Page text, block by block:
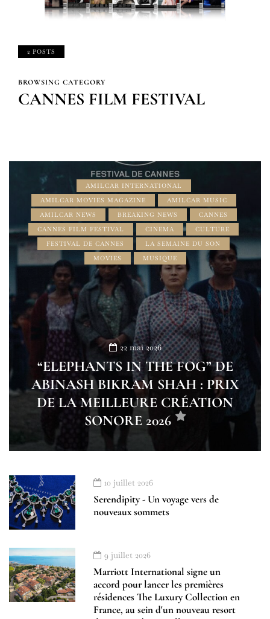
2 POSTS
BROWSING CATEGORY
CANNES FILM FESTIVAL
AMILCAR INTERNATIONAL
AMILCAR MOVIES MAGAZINE
AMILCAR MUSIC
AMILCAR NEWS
BREAKING NEWS
CANNES
CANNES FILM FESTIVAL
CINEMA
CULTURE
FESTIVAL DE CANNES
LA SEMAINE DU SON
MOVIES
MUSIQUE
22 mai 2026
“ELEPHANTS IN THE FOG” DE
ABINASH BIKRAM SHAH : PRIX
DE LA MEILLEURE CRÉATION
SONORE 2026
10 juillet 2026
Serendipity - Un voyage vers de
nouveaux sommets
9 juillet 2026
Marriott International signe un
accord pour lancer les premières
résidences The Luxury Collection en
France, au sein d'un nouveau resort